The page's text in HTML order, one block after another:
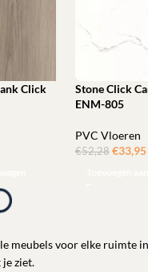
Click
Stone Click
ENM-805
PVC Vloeren
€52,28 €33,95
meubels voor elke ruimte
je ziet.